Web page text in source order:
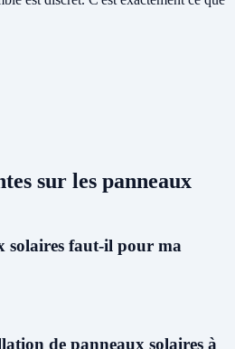
sur les panneaux
solaires faut-il pour ma
Roaix, nous recommandons en
de panneaux solaires à